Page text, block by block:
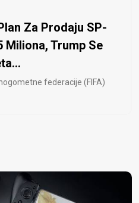
Za Prodaju SP-
Miliona, Trump Se
federacije (FIFA)